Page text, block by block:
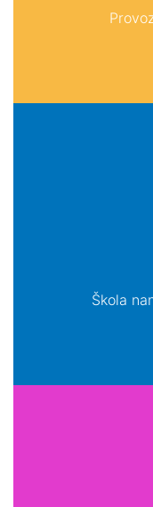
Škola